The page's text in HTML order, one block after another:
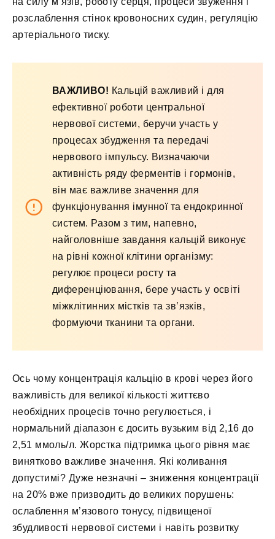
розслаблення стінок кровоносних судин, регуляцію
артеріального тиску.
ВАЖЛИВО! Кальцій важливий і для
ефективної роботи центральної
нервової системи, беручи участь у
процесах збудження та передачі
нервового імпульсу. Визначаючи
активність ряду ферментів і гормонів,
він має важливе значення для
функціонування імунної та ендокринної
систем. Разом з тим, напевно,
найголовніше завдання кальцій виконує
на рівні кожної клітини організму:
регулює процеси росту та
диференціювання, бере участь у освіті
міжклітинних містків та зв’язків,
формуючи тканини та органи.
Ось чому концентрація кальцію в крові через його
важливість для великої кількості життєво
необхідних процесів точно регулюється, і
нормальний діапазон є досить вузьким від 2,16 до
2,51 ммоль/л. Жорстка підтримка цього рівня має
винятково важливе значення. Які коливання
допустимі? Дуже незначні – зниження концентрації
на 20% вже призводить до великих порушень:
ослаблення м’язового тонусу, підвищеної
збудливості нервової системи і навіть розвитку